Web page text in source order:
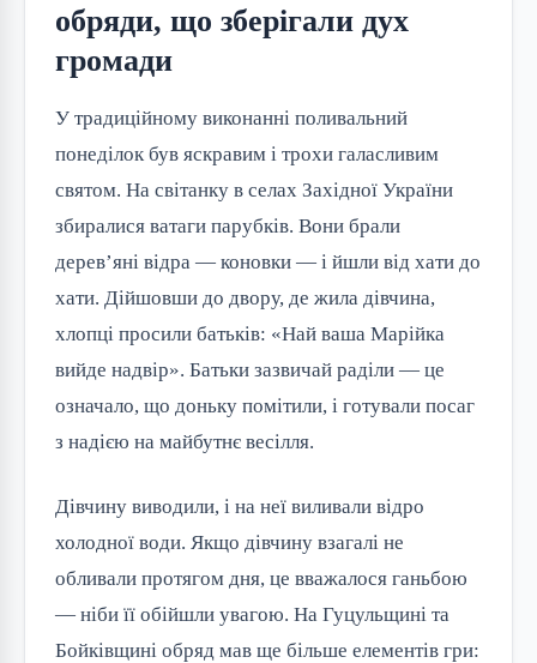
обряди, що зберігали дух
громади
У традиційному виконанні поливальний
понеділок був яскравим і трохи галасливим
святом. На світанку в селах Західної України
збиралися ватаги парубків. Вони брали
дерев’яні відра — коновки — і йшли від хати до
хати. Дійшовши до двору, де жила дівчина,
хлопці просили батьків: «Най ваша Марійка
вийде надвір». Батьки зазвичай раділи — це
означало, що доньку помітили, і готували посаг
з надією на майбутнє весілля.
Дівчину виводили, і на неї виливали відро
холодної води. Якщо дівчину взагалі не
обливали протягом дня, це вважалося ганьбою
— ніби її обійшли увагою. На Гуцульщині та
Бойківщині обряд мав ще більше елементів гри: